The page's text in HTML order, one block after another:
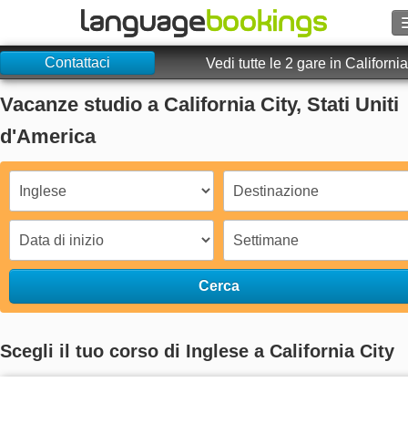
Contattaci
SFOGLIARE
Entra
Aiuto
Valuta €
Lingua
Contattaci Vedi tutte le 2 gare in
Vacanze studio a California City, Stati Uniti
d'America
Cerca
Scegli il tuo corso di Inglese a California City